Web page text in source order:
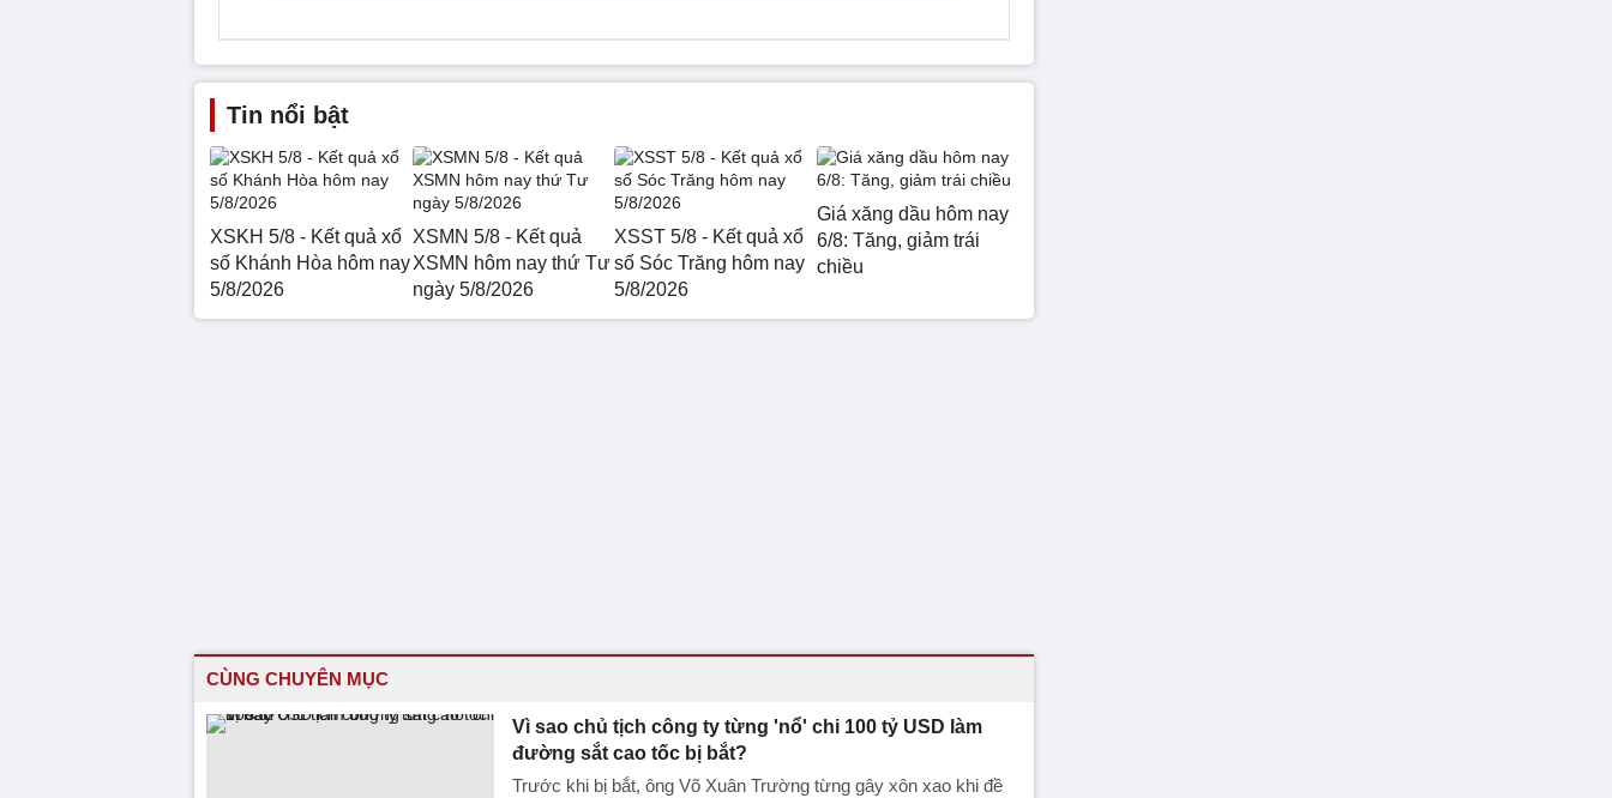
Tin nổi bật
XSKH 5/8 - Kết quả xổ
số Khánh Hòa hôm nay
5/8/2026
XSMN 5/8 - Kết quả
XSMN hôm nay thứ Tư
ngày 5/8/2026
XSST 5/8 - Kết quả xổ
số Sóc Trăng hôm nay
5/8/2026
Giá xăng dầu hôm nay
6/8: Tăng, giảm trái
chiều
CÙNG CHUYÊN MỤC
Vì sao chủ tịch công ty từng 'nổ' chi 100 tỷ USD làm
đường sắt cao tốc bị bắt?
Trước khi bị bắt, ông Võ Xuân Trường từng gây xôn xao khi đề